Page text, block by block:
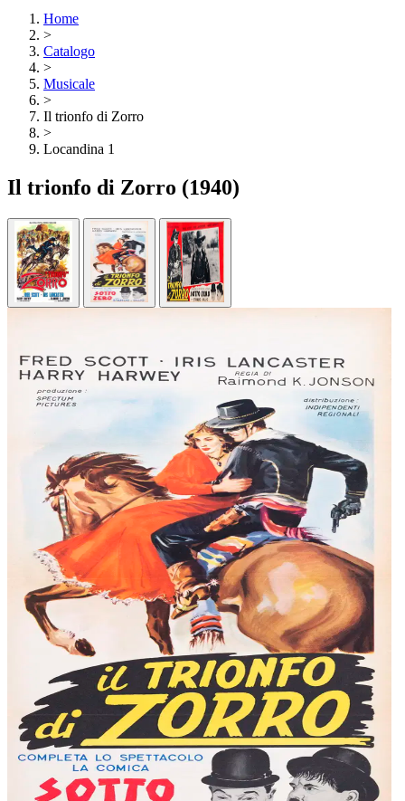
Home
>
Catalogo
>
Musicale
>
Il trionfo di Zorro
>
Locandina 1
Il trionfo di Zorro (1940)